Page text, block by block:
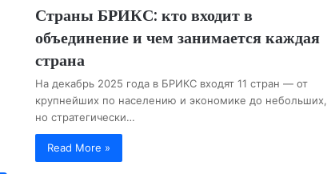
Страны БРИКС: кто входит в
объединение и чем занимается каждая
страна
На декабрь 2025 года в БРИКС входят 11 стран — от
крупнейших по населению и экономике до небольших,
но стратегически…
Read More »